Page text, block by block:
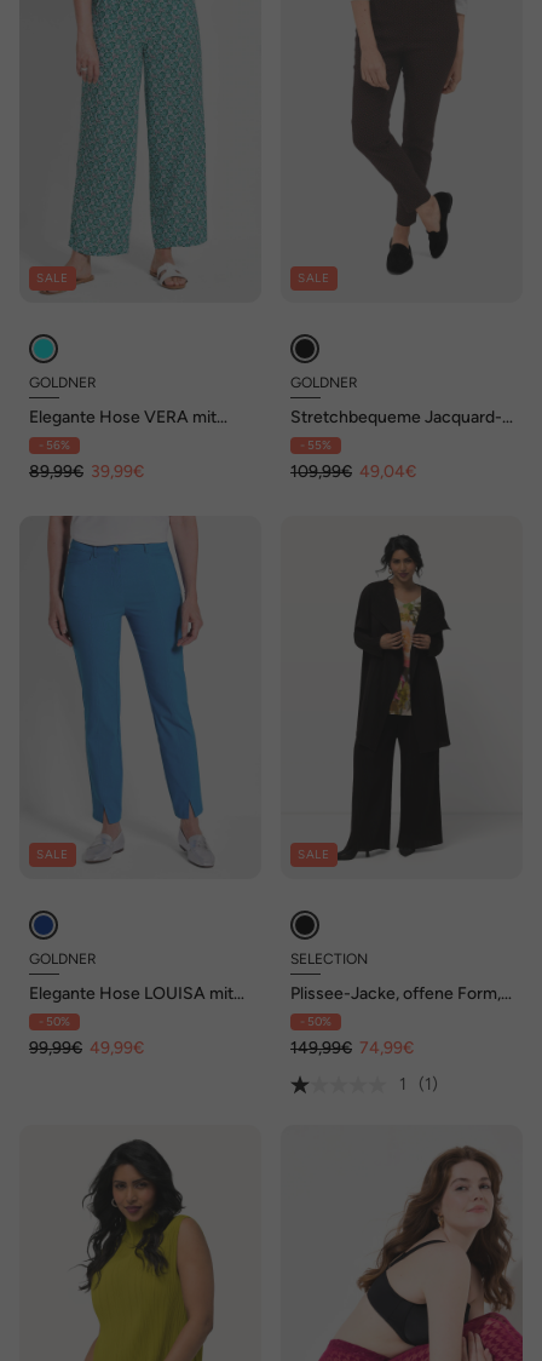
SALE
GOLDNER
Elegante Hose VERA mit
Blütendruck
- 56%
89,99€ 39,99€
SALE
GOLDNER
Stretchbequeme Jacquard-
Hose MARTHA
- 55%
109,99€ 49,04€
SALE
GOLDNER
Elegante Hose LOUISA mit
Formbund
- 50%
99,99€ 49,99€
SALE
SELECTION
Plissee-Jacke, offene Form,
V-Ausschnitt, Langarm
- 50%
149,99€ 74,99€
1
(1)